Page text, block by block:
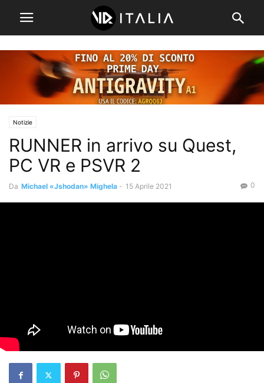
Notizie
RUNNER in arrivo su Quest,
PC VR e PSVR 2
Da Michael «Jshodan» Mighela - 15 Aprile 2021 0